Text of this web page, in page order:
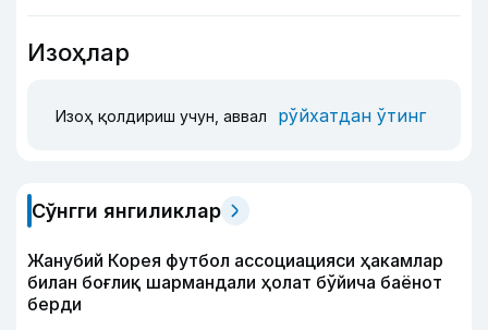
Изоҳлар
Изоҳ қолдириш учун, аввал рўйхатдан ўтинг
Сўнгги янгиликлар
Жанубий Корея футбол ассоциацияси ҳакамлар
билан боғлиқ шармандали ҳолат бўйича баёнот
берди